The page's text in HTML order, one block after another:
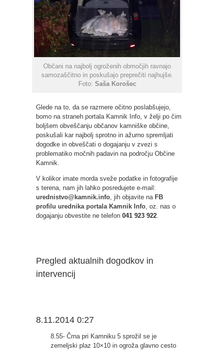
Občani na najbolj ogroženih območjih ravnajo
samozaščitno in poskušajo preprečiti najhujše.
Foto: Saša Korošec
Glede na to, da se razmere očitno poslabšujejo,
bomo na straneh portala Kamnik Info, v želji po čim
boljšem obveščanju občanov kamniške občine,
poskušali kar najbolj sprotno in ažurno spremljati
dogodke in obveščati o dogajanju v zvezi s
problematiko močnih padavin na področju Občine
Kamnik.
V kolikor imate morda sveže podatke in fotografije
s terena, nam jih lahko posredujete e-mail:
urednistvo@kamnik.info , jih objavite na FB
profilu urednika portala Kamnik Info , oz. nas o
dogajanju obvestite ne telefon 041 923 922
Pregled aktualnih dogodkov in
intervencij
8.11.2014 0:27
8.55- Črna pri Kamniku 5 sprožil se je
zemeljski plaz 10×10 in ogroža glavno cesto